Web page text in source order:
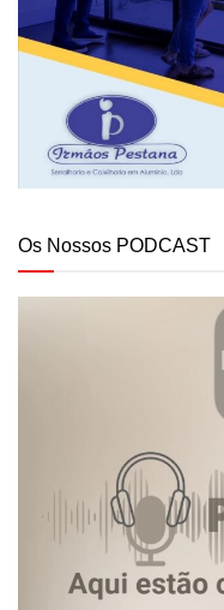
Os Nossos PODCAST